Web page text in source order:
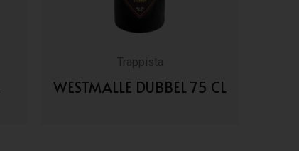
Trappista
WESTMALLE DUBBEL 75 CL